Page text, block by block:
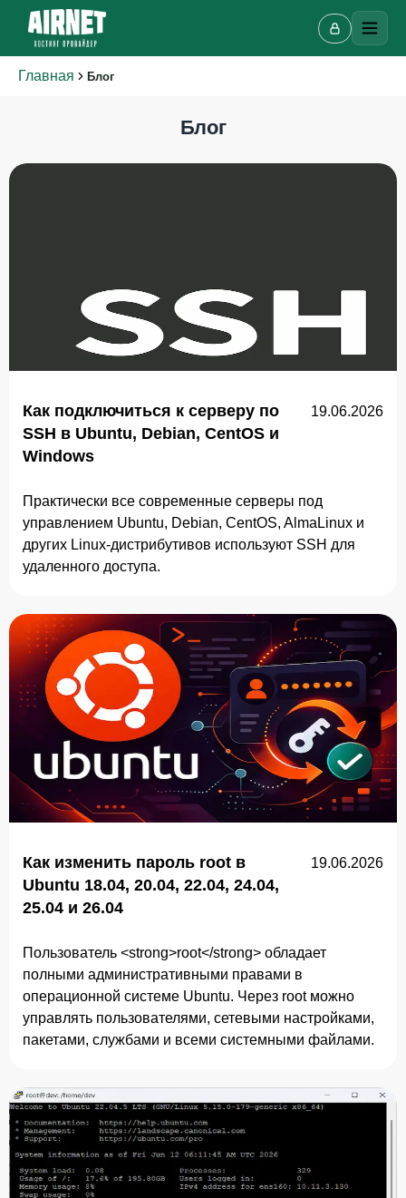
Главная Блог
Блог
Как подключиться к серверу по
SSH в Ubuntu, Debian, CentOS и
Windows
19.06.2026
Практически все современные серверы под
управлением Ubuntu, Debian, CentOS, AlmaLinux и
других Linux-дистрибутивов используют SSH для
удаленного доступа.
Как изменить пароль root в
Ubuntu 18.04, 20.04, 22.04, 24.04,
25.04 и 26.04
19.06.2026
Пользователь <strong>root</strong> обладает
полными административными правами в
операционной системе Ubuntu. Через root можно
управлять пользователями, сетевыми настройками,
пакетами, службами и всеми системными файлами.
Ваше имя
Телефон